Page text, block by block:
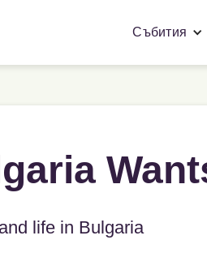
Събития
life in Bulgaria